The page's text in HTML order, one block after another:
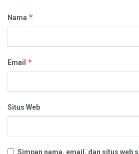
Nama *
Email *
Situs Web
Simpan nama, email, dan situs web